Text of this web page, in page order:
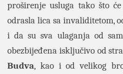
proširenje usluga tako što
odrasla lica sa invaliditetom,
i da su sva ulaganja od
obezbijeđena isključivo od
Budva, kao i od velikog